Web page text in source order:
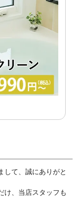
して、誠にありがと
け、当店スタッフも